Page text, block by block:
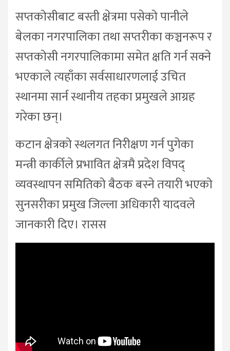
सप्तकोसीबाट बस्ती क्षेत्रमा पसेको पानीले
बेलका नगरपालिका तथा सप्तरीका कञ्चनरूप र
सप्तकोसी नगरपालिकामा समेत क्षति गर्न सक्ने
भएकाले त्यहाँका सर्वसाधारणलाई उचित
स्थानमा सार्न स्थानीय तहका प्रमुखले आग्रह
गरेका छन्।
कटान क्षेत्रको स्थलगत निरीक्षण गर्न पुगेका
मन्त्री कार्कीले प्रभावित क्षेत्रमै प्रदेश विपद्
व्यवस्थापन समितिको बैठक बस्ने तयारी भएको
सुनसरीका प्रमुख जिल्ला अधिकारी यादवले
जानकारी दिए। रासस